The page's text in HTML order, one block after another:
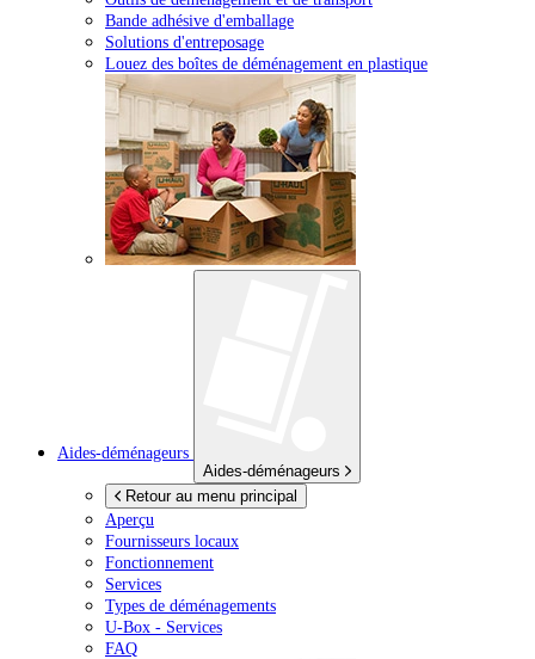
Bande adhésive d'emballage
Solutions d'entreposage
Louez des boîtes de déménagement en plastique
Aides-déménageurs
Aides-déménageurs
Retour au menu principal
Aperçu
Fournisseurs locaux
Fonctionnement
Services
Types de déménagements
U-Box - Services
FAQ